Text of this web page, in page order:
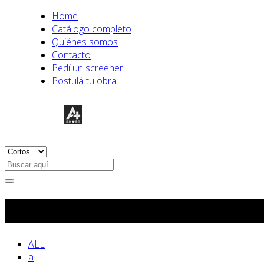
Home
Catálogo completo
Quiénes somos
Contacto
Pedí un screener
Postulá tu obra
ALL
a